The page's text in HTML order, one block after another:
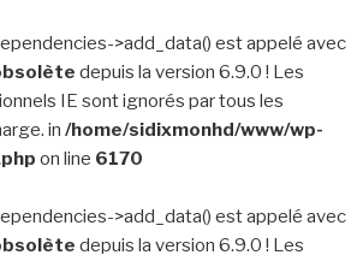
>add_data() est appelé avec
depuis la version 6.9.0 ! Les
IE sont ignorés par tous les
in /home/sidixmonhd/www/wp-
on line 6170
>add_data() est appelé avec
depuis la version 6.9.0 ! Les